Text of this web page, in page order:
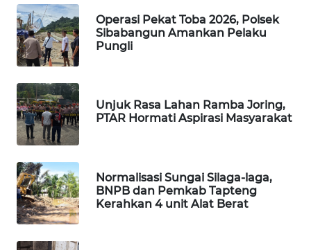
Operasi Pekat Toba 2026, Polsek
Sibabangun Amankan Pelaku
Pungli
Unjuk Rasa Lahan Ramba Joring,
PTAR Hormati Aspirasi Masyarakat
Normalisasi Sungai Silaga-laga,
BNPB dan Pemkab Tapteng
Kerahkan 4 unit Alat Berat
TAMBANG
NEWS
NEWS
SIDIKALANG
NEWS
SIBARAGAS
NEWS
METRO
SIANTAR